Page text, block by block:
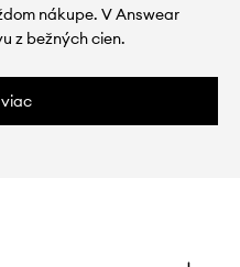
nákupe. V Answear
z bežných cien.